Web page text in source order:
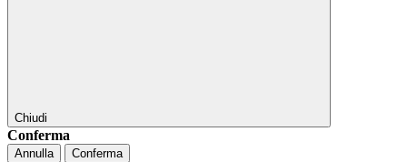
Chiudi
Conferma
Annulla Conferma